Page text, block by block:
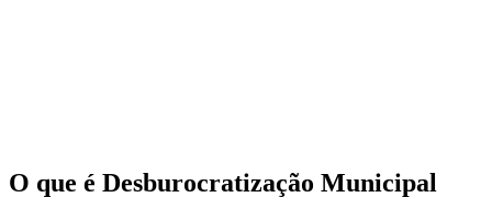
O que é Desburocratização Municipal